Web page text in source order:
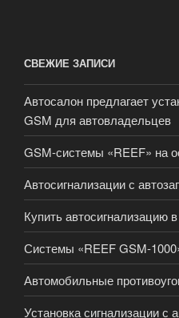
СВЕЖИЕ ЗАПИСИ
Автосалон предлагает
GSM для автовладельцев
GSM-системы «REEF» на
Автосигнализации с
Купить автосигнализацию
Системы «REEF GSM-
Автомобильные
Установка сигнализации с